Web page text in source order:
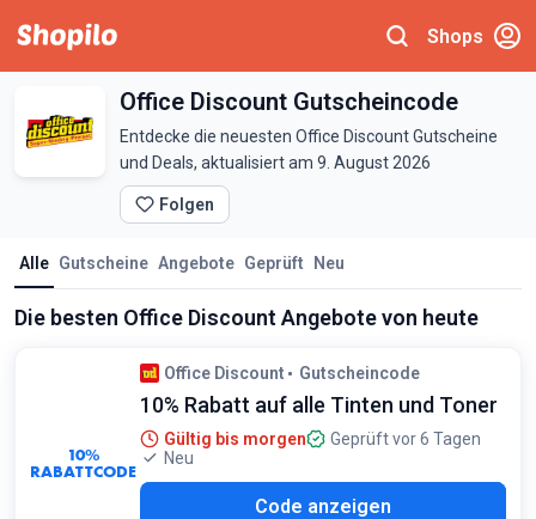
Shops
Office Discount Gutscheincode
Entdecke die neuesten Office Discount Gutscheine
und Deals, aktualisiert am 9. August 2026
Folgen
Alle Gutscheine Angebote Geprüft Neu
Die besten Office Discount Angebote von heute
10%
RABATTCODE
Office Discount Gutscheincode
10% Rabatt auf alle Tinten und Toner
Gültig bis morgen
Geprüft vor 6 Tagen
Neu
Code anzeigen